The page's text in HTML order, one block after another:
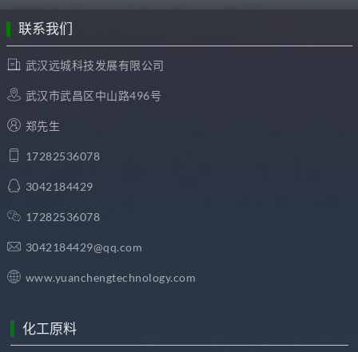
联系我们
武汉远城科技发展有限公司
武汉市武昌区中山路496号
郑先生
17282536078
3042184429
17282536078
3042184429@qq.com
www.yuanchengtechnology.com
化工原料